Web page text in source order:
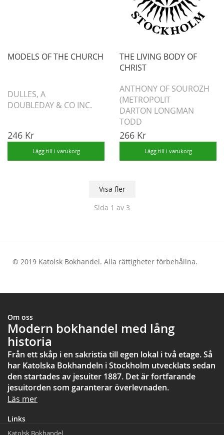
MODELS OF THE CHURCH
DULLES, A
DOUBLEDAY & CO INC.
246 Kr
Lägg till i varukorg
THE LIVING BODY OF
CHRIST
ANTHONY OF SOUROZH
(METROPOLIT
DARTON LONGMAN
TODD
266 Kr
Lägg till i varukorg
Visa fler
Sida 1 av 3
© 2019 Katolsk Bokhandel. Alla rättigheter förbehållna.
Om oss
Modern bokhandel med lång
historia
Från ett skåp i en sakristia till egen lokal i två etage. Så
har Katolska Bokhandeln i Stockholm utvecklats sedan
den startades av jesuiter 1887. Det är fortfarande
jesuitorden som garanterar överlevnaden.
Läs mer
Links
Katolsk Bokhandel